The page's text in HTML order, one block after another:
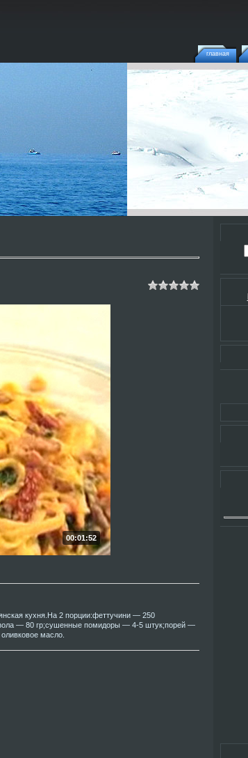
главная
00:01:52
кухня.На 2 порции:феттучини — 250
— 80 гр;сушенные помидоры — 4-5 штук;порей —
масло.